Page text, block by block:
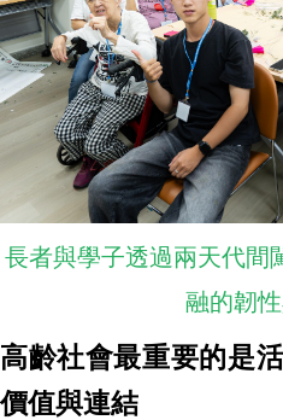
長者與學子透過兩天代間
融的韌
高齡社會最重要的是
價值與連結